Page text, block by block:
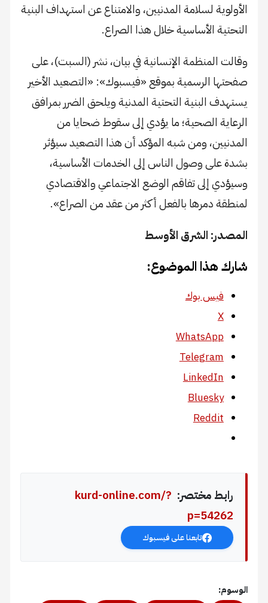
الأولوية لسلامة المدنيين، والامتناع عن استهداف البنية
التحتية الأساسية خلال هذا الصراع.
وقالت المنظمة الإنسانية في بيان، نشر (السبت)، على
صفحتها الرسمية بموقع «فيسبوك»: «التصعيد الأخير
يستهدف البنية التحتية المدنية ويلحق الضرر بمرافق
الرعاية الصحية؛ ما يؤدي إلى سقوط ضحايا من
المدنيين، ومن شبه المؤكد أن هذا التصعيد سيؤثر
بشدة على وصول الناس إلى الخدمات الأساسية،
وسيؤدي إلى تفاقم الوضع الاجتماعي والاقتصادي
لمنطقة دمرها بالفعل أكثر من عقد من الصراع».
المصدر: الشرق الأوسط
شارك هذا الموضوع:
فيس بوك
X
WhatsApp
Telegram
LinkedIn
Bluesky
Reddit
رابط مختصر: kurd-online.com/?
p=54262
تابعنا على فيسبوك
الوسوم: